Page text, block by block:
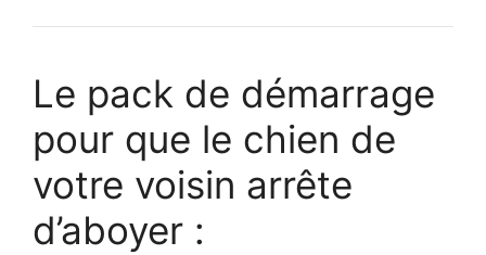
Le pack de démarrage
pour que le chien de
votre voisin arrête
d’aboyer :